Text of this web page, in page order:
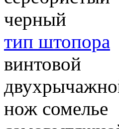
черный
тип штопора
винтовой
нож сомелье